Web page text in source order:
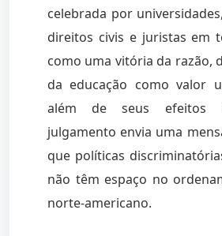
celebrada por
direitos civis e juristas em
como uma vitória da razão,
da educação como valor
além de seus efeitos
julgamento envia uma
que políticas
não têm espaço no
norte-americano.